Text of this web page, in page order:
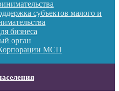
субъектов малого и
бизнеса
орган
МСП